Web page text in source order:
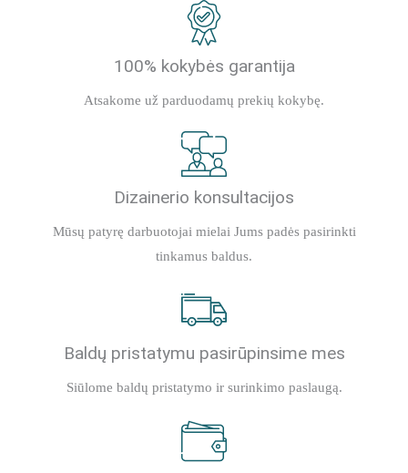
100% kokybės garantija
Atsakome už parduodamų prekių kokybę.
Dizainerio konsultacijos
Mūsų patyrę darbuotojai mielai Jums padės pasirinkti
tinkamus baldus.
Baldų pristatymu pasirūpinsime mes
Siūlome baldų pristatymo ir surinkimo paslaugą.